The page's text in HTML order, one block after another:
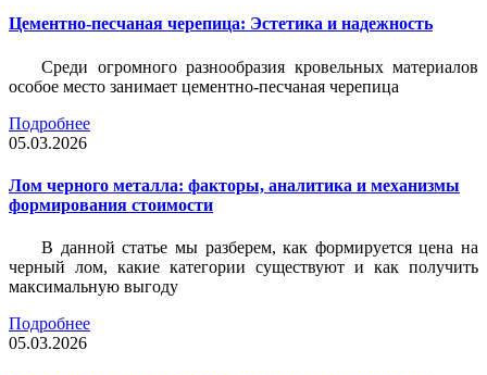
Цементно-песчаная черепица: Эстетика и надежность
Среди огромного разнообразия кровельных материалов
особое место занимает цементно-песчаная черепица
Подробнее
05.03.2026
Лом черного металла: факторы, аналитика и механизмы
формирования стоимости
В данной статье мы разберем, как формируется цена на
черный лом, какие категории существуют и как получить
максимальную выгоду
Подробнее
05.03.2026